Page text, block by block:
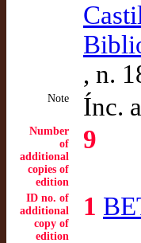
, n.
Note Ínc.
Number
of
additional
copies of
edition
9
ID no. of
additional
copy of
edition
1